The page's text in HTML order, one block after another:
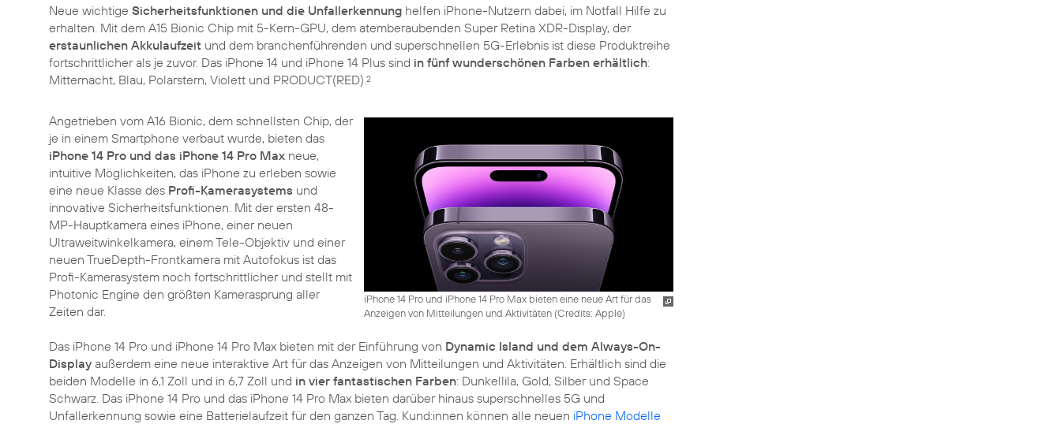
Neue wichtige Sicherheitsfunktionen und die Unfallerkennung helfen iPhone-Nutzern dabei, im Notfall Hilfe zu
erhalten. Mit dem A15 Bionic Chip mit 5-Kern-GPU, dem atemberaubenden Super Retina XDR-Display, der
erstaunlichen Akkulaufzeit und dem branchenführenden und superschnellen 5G-Erlebnis ist diese Produktreihe
fortschrittlicher als je zuvor. Das iPhone 14 und iPhone 14 Plus sind in fünf wunderschönen Farben erhältlich:
Mitternacht, Blau, Polarstern, Violett und PRODUCT(RED).2
iPhone 14 Pro und iPhone 14 Pro Max bieten eine neue Art für das
Anzeigen von Mitteilungen und Aktivitäten (Credits: Apple)
Angetrieben vom A16 Bionic, dem schnellsten Chip, der
je in einem Smartphone verbaut wurde, bieten das
iPhone 14 Pro und das iPhone 14 Pro Max neue,
intuitive Möglichkeiten, das iPhone zu erleben sowie
eine neue Klasse des Profi-Kamerasystems und
innovative Sicherheitsfunktionen. Mit der ersten 48-
MP-Hauptkamera eines iPhone, einer neuen
Ultraweitwinkelkamera, einem Tele-Objektiv und einer
neuen TrueDepth-Frontkamera mit Autofokus ist das
Profi-Kamerasystem noch fortschrittlicher und stellt mit
Photonic Engine den größten Kamerasprung aller
Zeiten dar.
Das iPhone 14 Pro und iPhone 14 Pro Max bieten mit der Einführung von Dynamic Island und dem Always-On-
Display außerdem eine neue interaktive Art für das Anzeigen von Mitteilungen und Aktivitäten. Erhältlich sind die
beiden Modelle in 6,1 Zoll und in 6,7 Zoll und in vier fantastischen Farben: Dunkellila, Gold, Silber und Space
Schwarz. Das iPhone 14 Pro und das iPhone 14 Pro Max bieten darüber hinaus superschnelles 5G und
Unfallerkennung sowie eine Batterielaufzeit für den ganzen Tag. Kund:innen können alle neuen iPhone Modelle